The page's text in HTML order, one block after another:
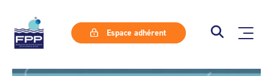
Espace adhérent